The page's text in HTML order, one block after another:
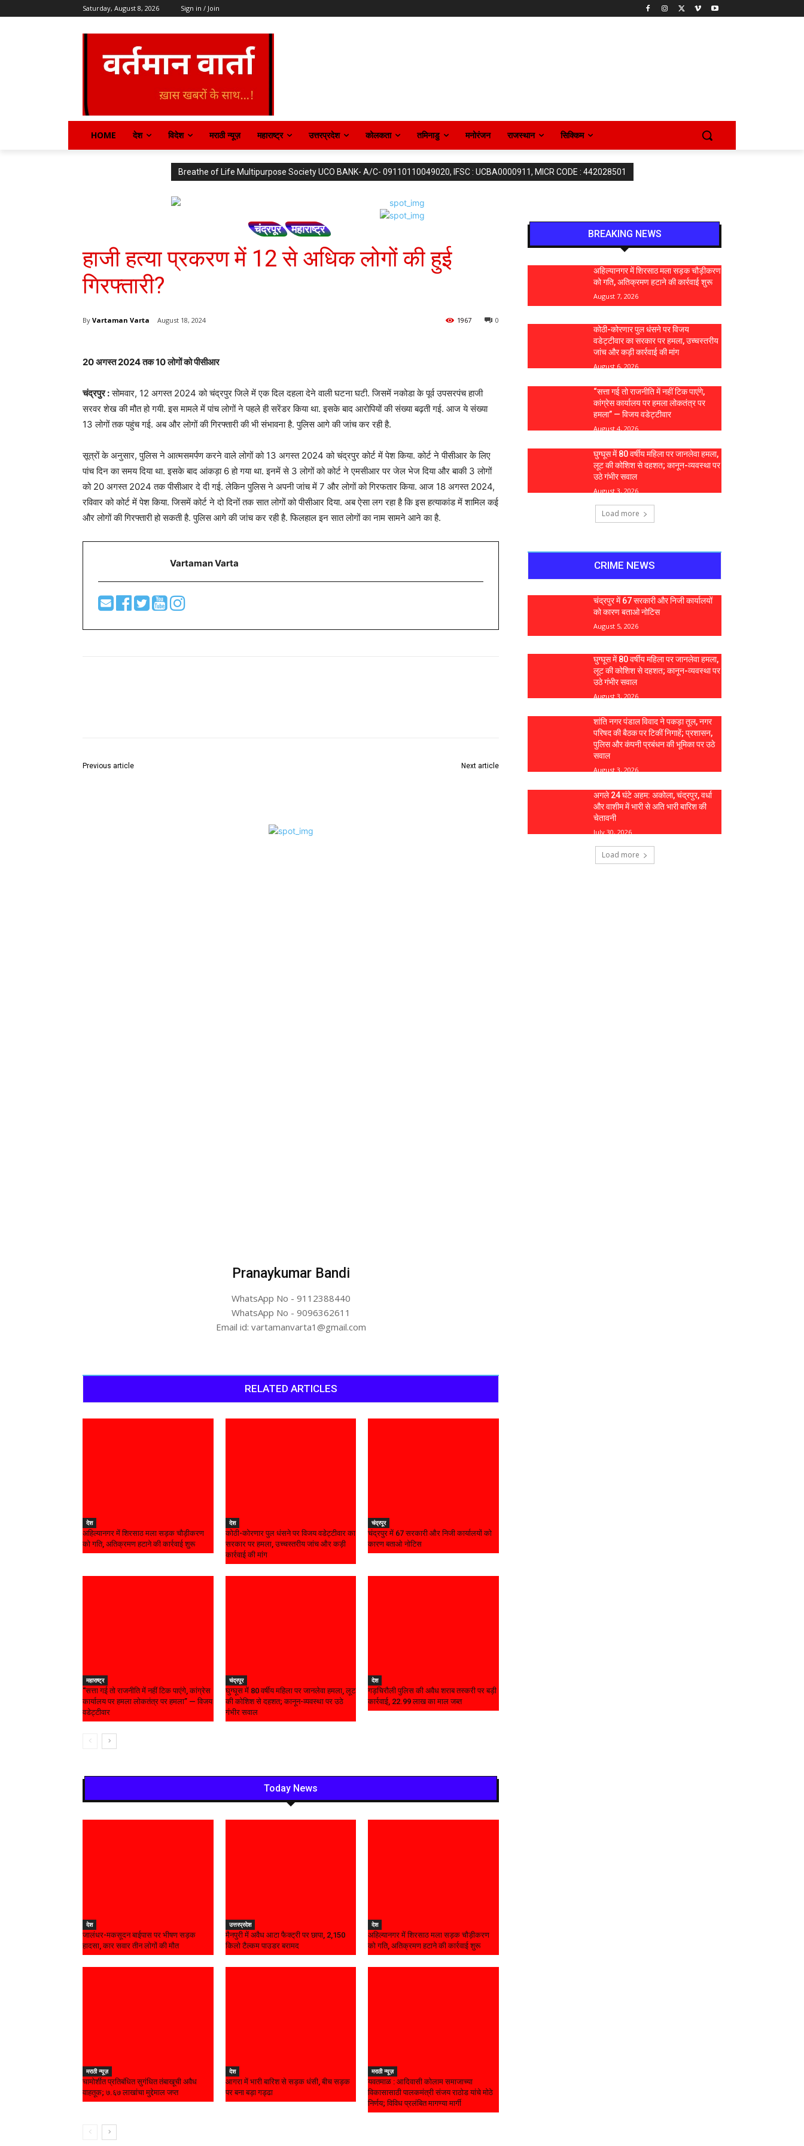
Saturday, August 8, 2026 Sign in / Join
HOME देश विदेश मराठी न्यूज़ महाराष्ट्र उत्तरप्रदेश कोलकता तमिनाडु मनोरंजन राजस्थान सिक्किम
Breathe of Life Multipurpose Society UCO BANK- A/C- 09110110049020, IFSC : UCBA0000911, MICR CODE : 442028501
चंद्रपूर महाराष्ट्र
हाजी हत्या प्रकरण में 12 से अधिक लोगों की हुई
गिरफ्तारी?
By Vartaman Varta August 18, 2024 0
1967
20 अगस्त 2024 तक 10 लोगों को पीसीआर
चंद्रपुर :सोमवार, 12 अगस्त 2024 को चंद्रपुर जिले में एक दिल दहला देने वाली घटना घटी. जिसमें नकोडा के पूर्व उपसरपंच हाजी
सरवर शेख की मौत हो गयी. इस मामले में पांच लोगों ने पहले ही सरेंडर किया था. इसके बाद आरोपियों की संख्या बढ़ती गई. आज ये संख्या
13 लोगों तक पहुंच गई. अब और लोगों की गिरफ्तारी की भी संभावना है. पुलिस आगे की जांच कर रही है.
सूत्रों के अनुसार, पुलिस ने आत्मसमर्पण करने वाले लोगों को 13 अगस्त 2024 को चंद्रपुर कोर्ट में पेश किया. कोर्ट ने पीसीआर के लिए
पांच दिन का समय दिया था. इसके बाद आंकड़ा 6 हो गया था. इनमें से 3 लोगों को कोर्ट ने एमसीआर पर जेल भेज दिया और बाकी 3 लोगों
को 20 अगस्त 2024 तक पीसीआर दे दी गई. लेकिन पुलिस ने अपनी जांच में 7 और लोगों को गिरफतार किया. आज 18 अगस्त 2024,
रविवार को कोर्ट में पेश किया. जिसमें कोर्ट ने दो दिनों तक सात लोगों को पीसीआर दिया. अब ऐसा लग रहा है कि इस हत्याकांड में शामिल कई
और लोगों की गिरफ्तारी हो सकती है. पुलिस आगे की जांच कर रही है. फिलहाल इन सात लोगों का नाम सामने आने का है.
Vartaman Varta
Previous article Next article
Pranaykumar Bandi
WhatsApp No - 9112388440
WhatsApp No - 9096362611
Email id: vartamanvarta1@gmail.com
RELATED ARTICLES
देश
अहिल्यानगर में शिरसाठ मला सड़क चौड़ीकरण
को गति, अतिक्रमण हटाने की कार्रवाई शुरू
देश
कोठी-कोरणार पुल धंसने पर विजय वडेट्टीवार का
सरकार पर हमला, उच्चस्तरीय जांच और कड़ी
कार्रवाई की मांग
चंद्रपूर
चंद्रपुर में 67 सरकारी और निजी कार्यालयों को
कारण बताओ नोटिस
महाराष्ट्र
“सत्ता गई तो राजनीति में नहीं टिक पाएंगे, कांग्रेस
कार्यालय पर हमला लोकतंत्र पर हमला” — विजय
वडेट्टीवार
चंद्रपूर
घुग्घूस में 80 वर्षीय महिला पर जानलेवा हमला, लूट
की कोशिश से दहशत; कानून-व्यवस्था पर उठे
गंभीर सवाल
देश
गड़चिरौली पुलिस की अवैध शराब तस्करी पर बड़ी
कार्रवाई, ₹22.99 लाख का माल जब्त
Today News
देश
जालंधर-मकसूदन बाईपास पर भीषण सड़क
हादसा, कार सवार तीन लोगों की मौत
उत्तरप्रदेश
मैनपुरी में अवैध आटा फैक्ट्री पर छापा, 2,150
किलो टैल्कम पाउडर बरामद
देश
अहिल्यानगर में शिरसाठ मला सड़क चौड़ीकरण
को गति, अतिक्रमण हटाने की कार्रवाई शुरू
मराठी न्यूज़
चामोर्शीत प्रतिबंधित सुगंधित तंबाखूची अवैध
वाहतूक; ₹७.६७ लाखांचा मुद्देमाल जप्त
देश
आगरा में भारी बारिश से सड़क धंसी, बीच सड़क
पर बना बड़ा गड्ढा
मराठी न्यूज़
यवतमाळ : आदिवासी कोलाम समाजाच्या
विकासासाठी पालकमंत्री संजय राठोड यांचे मोठे
निर्णय; विविध प्रलंबित मागण्या मार्गी
BREAKING NEWS
अहिल्यानगर में शिरसाठ मला सड़क चौड़ीकरण
को गति, अतिक्रमण हटाने की कार्रवाई शुरू
August 7, 2026
कोठी-कोरणार पुल धंसने पर विजय
वडेट्टीवार का सरकार पर हमला, उच्चस्तरीय
जांच और कड़ी कार्रवाई की मांग
August 6, 2026
“सत्ता गई तो राजनीति में नहीं टिक पाएंगे,
कांग्रेस कार्यालय पर हमला लोकतंत्र पर
हमला” — विजय वडेट्टीवार
August 4, 2026
घुग्घूस में 80 वर्षीय महिला पर जानलेवा हमला,
लूट की कोशिश से दहशत; कानून-व्यवस्था पर
उठे गंभीर सवाल
August 3, 2026
Load more
CRIME NEWS
चंद्रपुर में 67 सरकारी और निजी कार्यालयों
को कारण बताओ नोटिस
August 5, 2026
घुग्घूस में 80 वर्षीय महिला पर जानलेवा हमला,
लूट की कोशिश से दहशत; कानून-व्यवस्था पर
उठे गंभीर सवाल
August 3, 2026
शांति नगर पंडाल विवाद ने पकड़ा तूल, नगर
परिषद की बैठक पर टिकीं निगाहें; प्रशासन,
पुलिस और कंपनी प्रबंधन की भूमिका पर उठे
सवाल
August 3, 2026
अगले 24 घंटे अहम: अकोला, चंद्रपुर, वर्धा
और वाशीम में भारी से अति भारी बारिश की
चेतावनी
July 30, 2026
Load more